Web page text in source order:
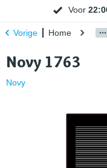
Voor
Vorige Home
Novy 1763
Novy